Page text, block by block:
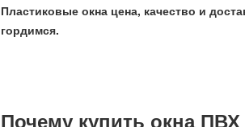
Пластиковые окна цена, качество и
гордимся.
Почему купить окна